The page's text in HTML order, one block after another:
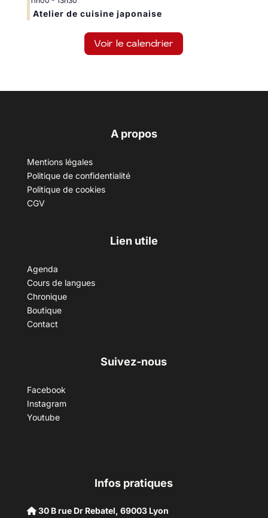
Atelier de cuisine japonaise
Voir le calendrier
A propos
Mentions légales
Politique de confidentialité
Politique de cookies
CGV
Lien utile
Agenda
Cours de langues
Chronique
Boutique
Contact
Suivez-nous
Facebook
Instagram
Youtube
Infos pratiques
30 B rue Dr Rebatel, 69003 Lyon